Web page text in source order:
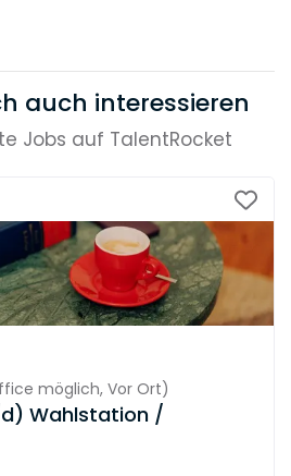
auch interessieren
Jobs auf TalentRocket
möglich, Vor Ort)
Wahlstation /